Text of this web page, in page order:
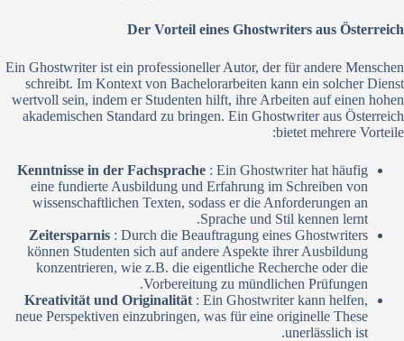
Der Vorteil eines Ghostwriters aus Österreich
Ein Ghostwriter ist ein professioneller Autor, der für andere Menschen
schreibt. Im Kontext von Bachelorarbeiten kann ein solcher Dienst
wertvoll sein, indem er Studenten hilft, ihre Arbeiten auf einen hohen
akademischen Standard zu bringen. Ein Ghostwriter aus Österreich
bietet mehrere Vorteile:
Kenntnisse in der Fachsprache : Ein Ghostwriter hat häufig
eine fundierte Ausbildung und Erfahrung im Schreiben von
wissenschaftlichen Texten, sodass er die Anforderungen an
Sprache und Stil kennen lernt.
Zeitersparnis : Durch die Beauftragung eines Ghostwriters
können Studenten sich auf andere Aspekte ihrer Ausbildung
konzentrieren, wie z.B. die eigentliche Recherche oder die
Vorbereitung zu mündlichen Prüfungen.
Kreativität und Originalität : Ein Ghostwriter kann helfen,
neue Perspektiven einzubringen, was für eine originelle These
unerlässlich ist.